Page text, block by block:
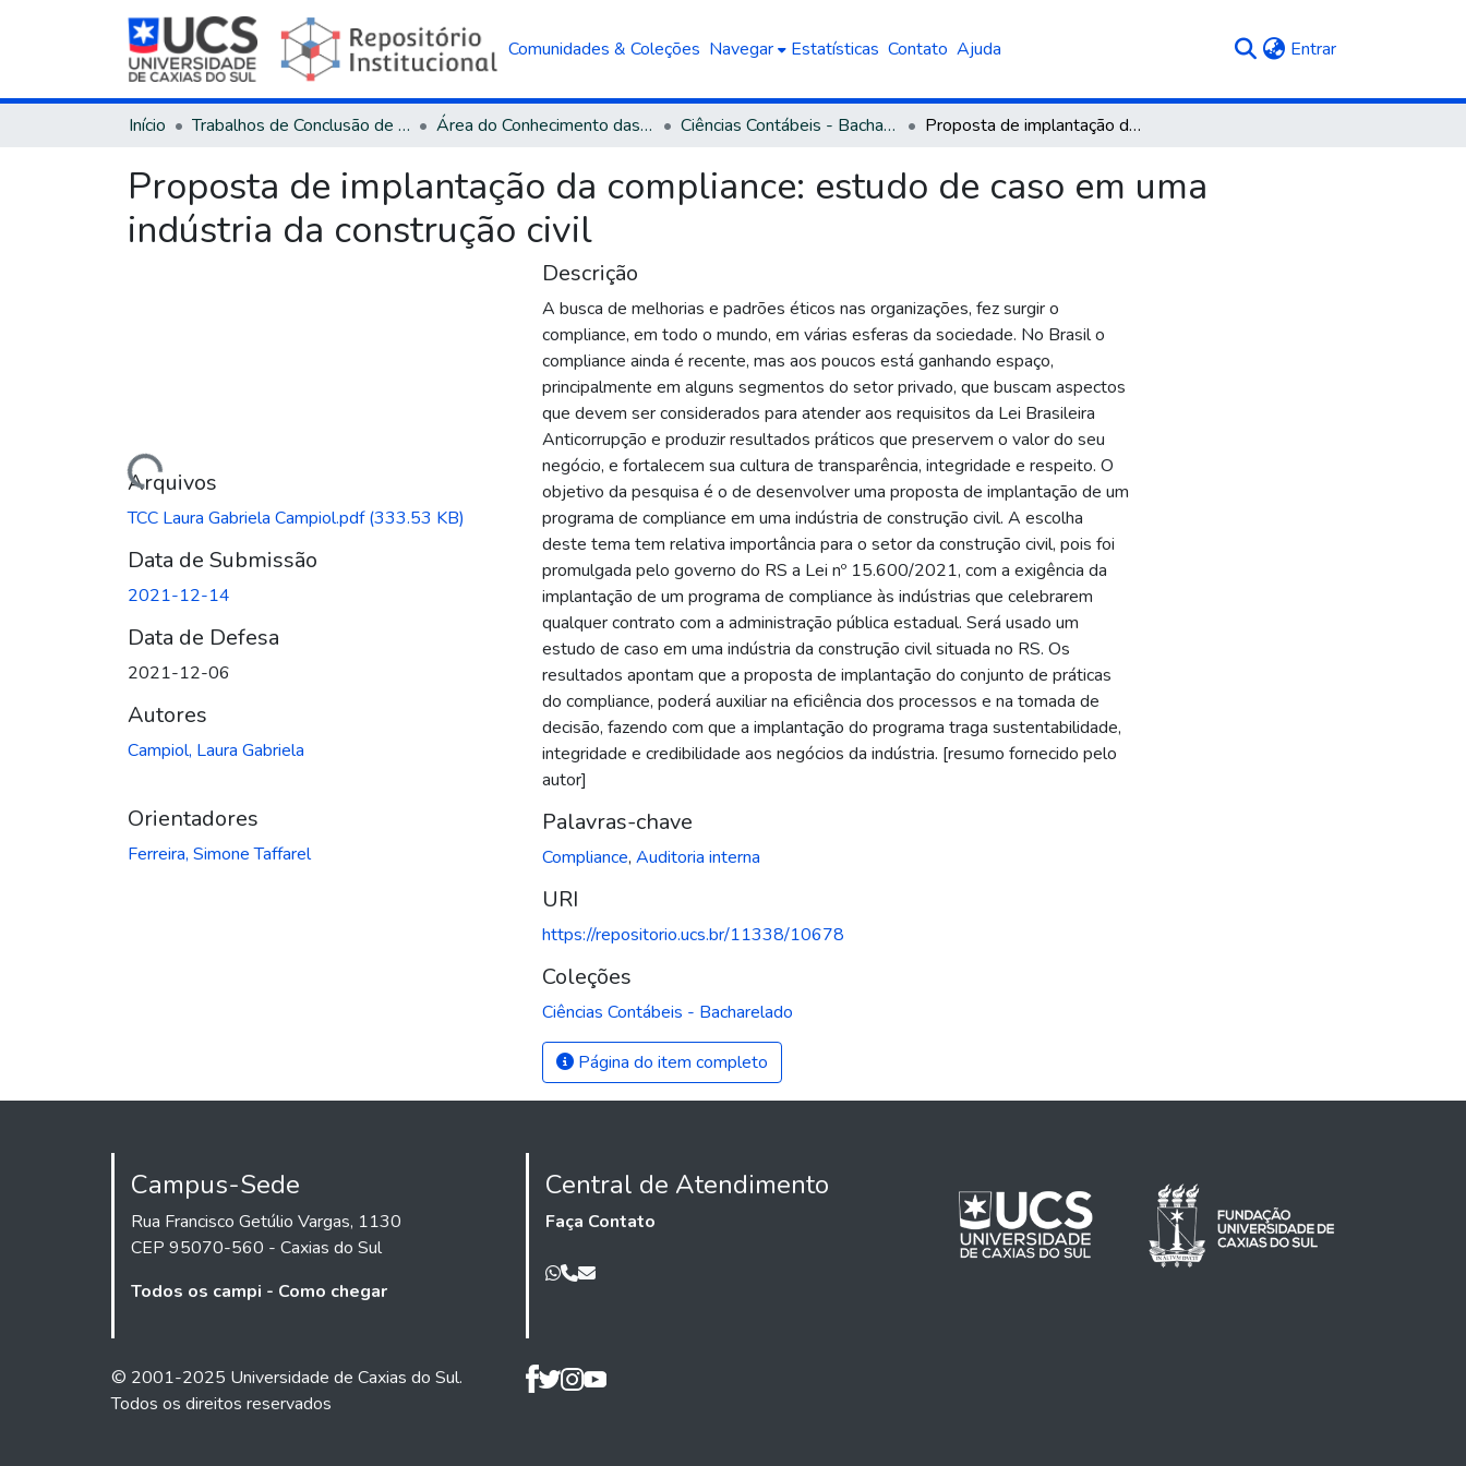
Comunidades & Coleções Navegar Estatísticas Contato Ajuda Entrar(current)
Início Trabalhos de Conclusão de Curso Área do Conhecimento das Ciências Sociais Aplicadas Ciências Contábeis - Bacharelado Proposta de implantação da compliance: estudo de caso em uma indústria da construção civil
Proposta de implantação da compliance: estudo de caso em uma
indústria da construção civil
Carregando...Arquivos
TCC Laura Gabriela Campiol.pdf(333.53 KB)
Data de Submissão
2021-12-14
Data de Defesa
2021-12-06
Autores
Campiol, Laura Gabriela
Orientadores
Ferreira, Simone Taffarel
Descrição
A busca de melhorias e padrões éticos nas organizações, fez surgir o
compliance, em todo o mundo, em várias esferas da sociedade. No Brasil o
compliance ainda é recente, mas aos poucos está ganhando espaço,
principalmente em alguns segmentos do setor privado, que buscam aspectos
que devem ser considerados para atender aos requisitos da Lei Brasileira
Anticorrupção e produzir resultados práticos que preservem o valor do seu
negócio, e fortalecem sua cultura de transparência, integridade e respeito. O
objetivo da pesquisa é o de desenvolver uma proposta de implantação de um
programa de compliance em uma indústria de construção civil. A escolha
deste tema tem relativa importância para o setor da construção civil, pois foi
promulgada pelo governo do RS a Lei nº 15.600/2021, com a exigência da
implantação de um programa de compliance às indústrias que celebrarem
qualquer contrato com a administração pública estadual. Será usado um
estudo de caso em uma indústria da construção civil situada no RS. Os
resultados apontam que a proposta de implantação do conjunto de práticas
do compliance, poderá auxiliar na eficiência dos processos e na tomada de
decisão, fazendo com que a implantação do programa traga sustentabilidade,
integridade e credibilidade aos negócios da indústria. [resumo fornecido pelo
autor]
Palavras-chave
Compliance, Auditoria interna
URI
https://repositorio.ucs.br/11338/10678
Coleções
Ciências Contábeis - Bacharelado
Página do item completo
Campus-Sede
Rua Francisco Getúlio Vargas, 1130
CEP 95070-560 - Caxias do Sul
Todos os campi - Como chegar
Central de Atendimento
Faça Contato
© 2001-2025 Universidade de Caxias do Sul.
Todos os direitos reservados